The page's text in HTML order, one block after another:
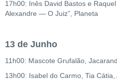
17h00: Inês David Bastos e
Alexandre — O Juiz”, Planeta
13 de Junho
11h00: Mascote Grufalão,
13h00: Isabel do Carmo, Tia Cátia,